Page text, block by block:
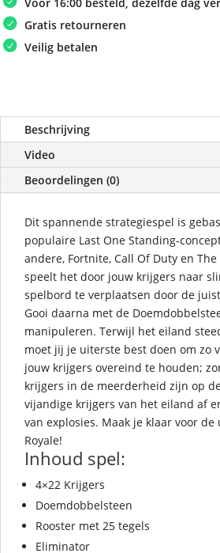
Gratis retourneren
Veilig betalen
Beschrijving
Video
Beoordelingen (0)
Dit spannende strategiespel is
populaire Last One Standing-
andere, Fortnite, Call Of Duty en The
speelt het door jouw krijgers naar
spelbord te verplaatsen door de
Gooi daarna met de
manipuleren. Terwijl het eiland
moet jij je uiterste best doen om zo
jouw krijgers overeind te houden;
krijgers in de meerderheid zijn op
vijandige krijgers van het eiland af
van explosies. Maak je klaar voor
Royale!
Inhoud spel:
4×22 Krijgers
Doemdobbelsteen
Rooster met 25 tegels
Eliminator